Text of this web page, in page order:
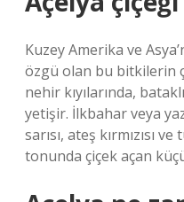
Kuzey Amerika ve
özgü olan bu bitkilerin
nehir kıyılarında,
yetişir. İlkbahar veya
sarısı, ateş kırmızısı
tonunda çiçek açan